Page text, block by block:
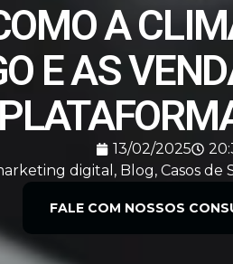
A
E AS
13/02/2025
digital , Blog, Casos de
FALE COM NOSSOS